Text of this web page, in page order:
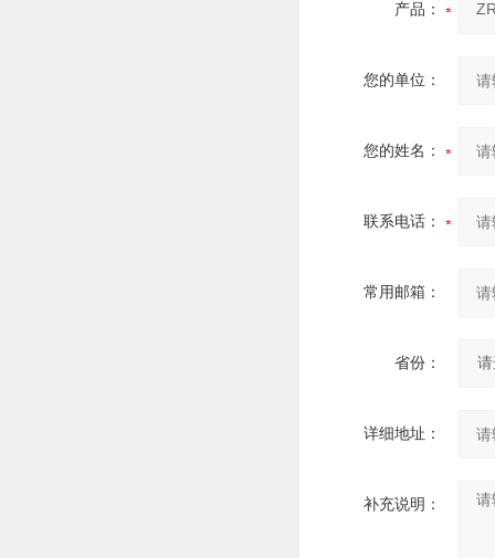
产品：
您的单位：
您的姓名：
联系电话：
常用邮箱：
省份：
详细地址：
补充说明：